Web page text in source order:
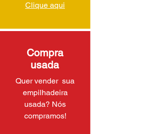
Clique aqui
Compra
usada
Quer vender sua
empilhadeira
usada? Nós
compramos!